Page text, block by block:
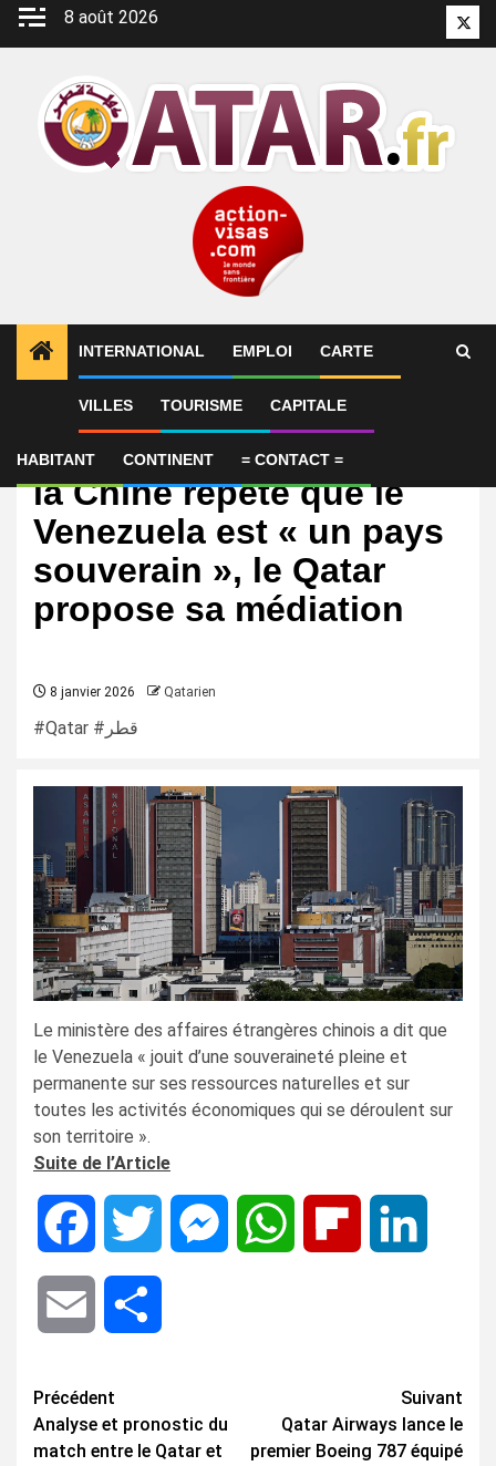
Aller
8 août 2026
INTERNATIONAL EMPLOI CARTE
VILLES TOURISME CAPITALE
HABITANT CONTINENT = CONTACT =
International
EN DIRECT, Venezuela :
la Chine répète que le
Venezuela est « un pays
souverain », le Qatar
propose sa médiation
8 janvier 2026 Qatarien
#Qatar #قطر
Le ministère des affaires étrangères chinois a dit que
le Venezuela « jouit d’une souveraineté pleine et
permanente sur ses ressources naturelles et sur
toutes les activités économiques qui se déroulent sur
son territoire ».
Suite de l’Article
Facebook Twitter MessengerWhatsApp Flipboard
Email
Navigation
d’article
Précédent
Analyse et pronostic du
match entre le Qatar et
Suivant
Qatar Airways lance le
premier Boeing 787 équipé